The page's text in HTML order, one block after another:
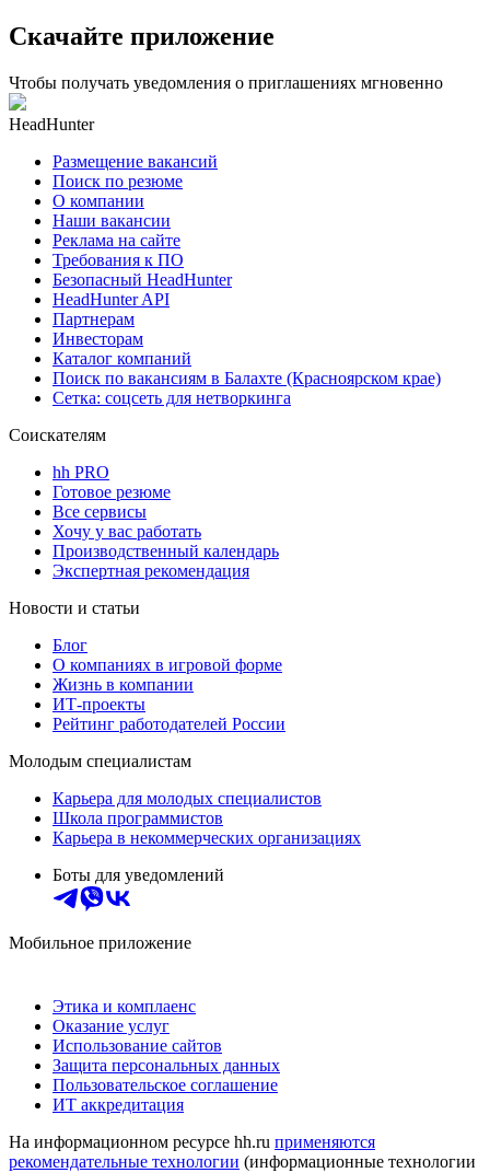
Скачайте приложение
Чтобы получать уведомления о приглашениях мгновенно
HeadHunter
Размещение вакансий
Поиск по резюме
О компании
Наши вакансии
Реклама на сайте
Требования к ПО
Безопасный HeadHunter
HeadHunter API
Партнерам
Инвесторам
Каталог компаний
Поиск по вакансиям в Балахте (Красноярском крае)
Сетка: соцсеть для нетворкинга
Соискателям
hh PRO
Готовое резюме
Все сервисы
Хочу у вас работать
Производственный календарь
Экспертная рекомендация
Новости и статьи
Блог
О компаниях в игровой форме
Жизнь в компании
ИТ-проекты
Рейтинг работодателей России
Молодым специалистам
Карьера для молодых специалистов
Школа программистов
Карьера в некоммерческих организациях
Боты для уведомлений
Мобильное приложение
Этика и комплаенс
Оказание услуг
Использование сайтов
Защита персональных данных
Пользовательское соглашение
ИТ аккредитация
На информационном ресурсе hh.ru применяются
рекомендательные технологии (информационные технологии